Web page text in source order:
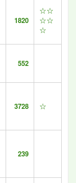
1820
☆☆
☆☆
☆
552
3728 ☆
239